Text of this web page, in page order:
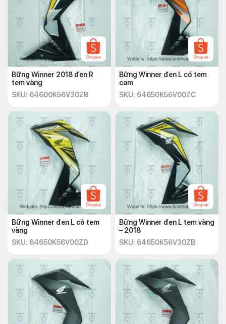
Bững Winner 2018 đen R
tem vàng
SKU: 64600K56V30ZB
Bững Winner đen L có tem
cam
SKU: 64650K56V00ZC
Bững Winner đen L có tem
vàng
SKU: 64650K56V00ZD
Bững Winner đen L tem vàng
– 2018
SKU: 64650K56V30ZB